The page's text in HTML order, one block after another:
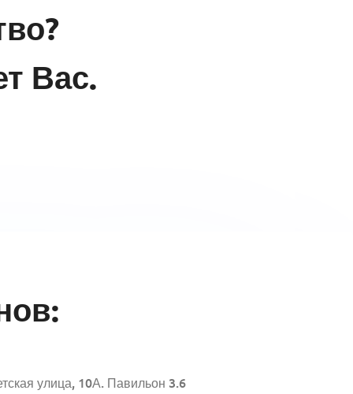
Вас.
улица, 10А. Павильон 3.6